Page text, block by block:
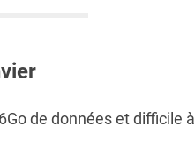
de données et difficile à